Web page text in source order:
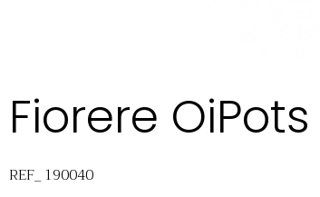
Fiorere
REF_ 190040